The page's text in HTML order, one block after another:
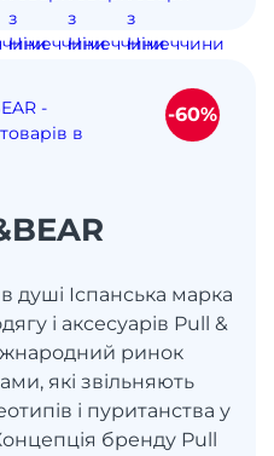
душі Іспанська марка
і аксесуарів Pull &
ринок
які звільняють
і пуританства у
бренду Pull
-60%